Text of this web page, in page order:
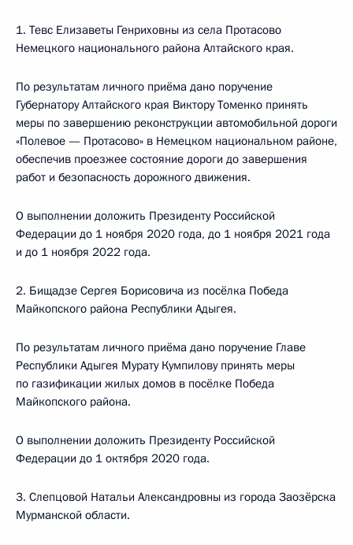
1. Тевс Елизаветы Генриховны из села Протасово
Немецкого национального района Алтайского края.
По результатам личного приёма дано поручение
Губернатору Алтайского края Виктору Томенко принять
меры по завершению реконструкции автомобильной дороги
«Полевое — Протасово» в Немецком национальном районе,
обеспечив проезжее состояние дороги до завершения
работ и безопасность дорожного движения.
О выполнении доложить Президенту Российской
Федерации до 1 ноября 2020 года, до 1 ноября 2021 года
и до 1 ноября 2022 года.
2. Бищадзе Сергея Борисовича из посёлка Победа
Майкопского района Республики Адыгея.
По результатам личного приёма дано поручение Главе
Республики Адыгея Мурату Кумпилову принять меры
по газификации жилых домов в посёлке Победа
Майкопского района.
О выполнении доложить Президенту Российской
Федерации до 1 октября 2020 года.
3. Слепцовой Натальи Александровны из города Заозёрска
Мурманской области.